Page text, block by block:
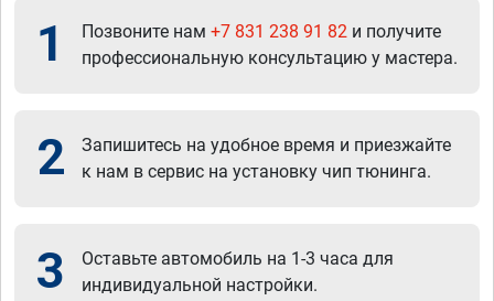
1 Позвоните нам +7 831 238 91 82 и получите
профессиональную консультацию у мастера.
2
Запишитесь на удобное время и приезжайте
к нам в сервис на установку чип тюнинга.
3
Оставьте автомобиль на 1-3 часа для
индивидуальной настройки.